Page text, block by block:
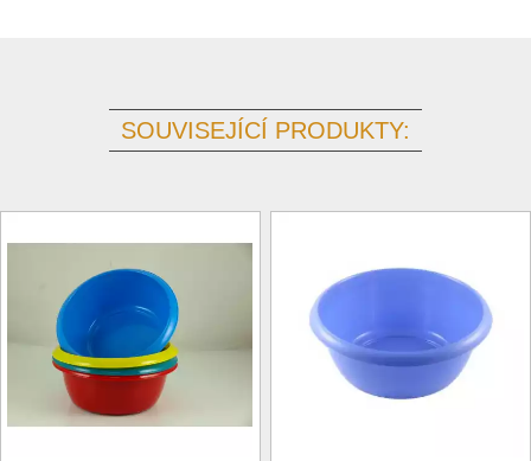
SOUVISEJÍCÍ PRODUKTY: